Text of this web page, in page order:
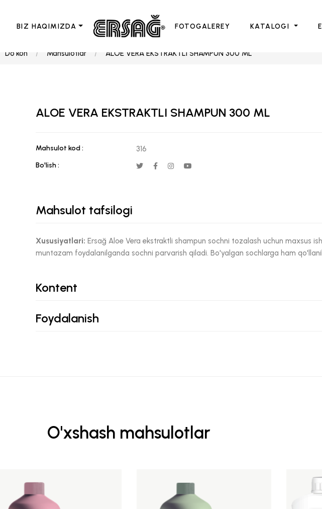
BIZ HAQIMIZDA FOTOGALEREY KATALOGI
Do'kon Mahsulotlar ALOE VERA EKSTRAKTLI SHAMPUN 300 ML
ALOE VERA EKSTRAKTLI SHAMPUN 300 ML
Mahsulot kod : 316
Bo'lish :
Mahsulot tafsilogi
Xususiyatlari: Ersağ Aloe Vera ekstraktli shampun sochni tozalash uchun maxsus
muntazam foydalanilganda sochni parvarish qiladi. Bo'yalgan sochlarga ham
Kontent
Foydalanish
O'xshash mahsulotlar